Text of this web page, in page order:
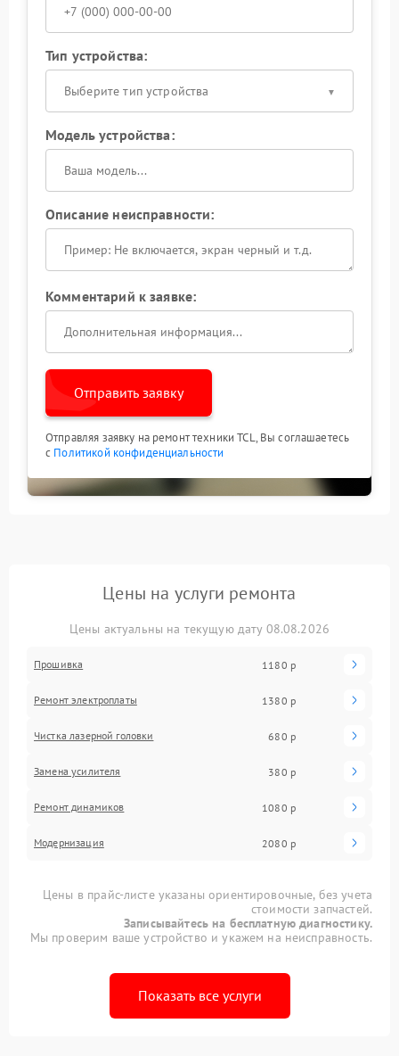
Тип устройства:
Выберите тип устройства
Модель устройства:
Описание неисправности:
Комментарий к заявке:
Отправить заявку
Отправляя заявку на ремонт техники TCL, Вы соглашаетесь
с Политикой конфиденциальности
Цены на услуги ремонта
Цены актуальны на текущую дату 08.08.2026
Прошивка 1180 р
Ремонт электроплаты 1380 р
Чистка лазерной головки 680 р
Замена усилителя 380 р
Ремонт динамиков 1080 р
Модернизация 2080 р
Цены в прайс-листе указаны ориентировочные, без учета
стоимости запчастей.
Записывайтесь на бесплатную диагностику.
Мы проверим ваше устройство и укажем на неисправность.
Показать все услуги